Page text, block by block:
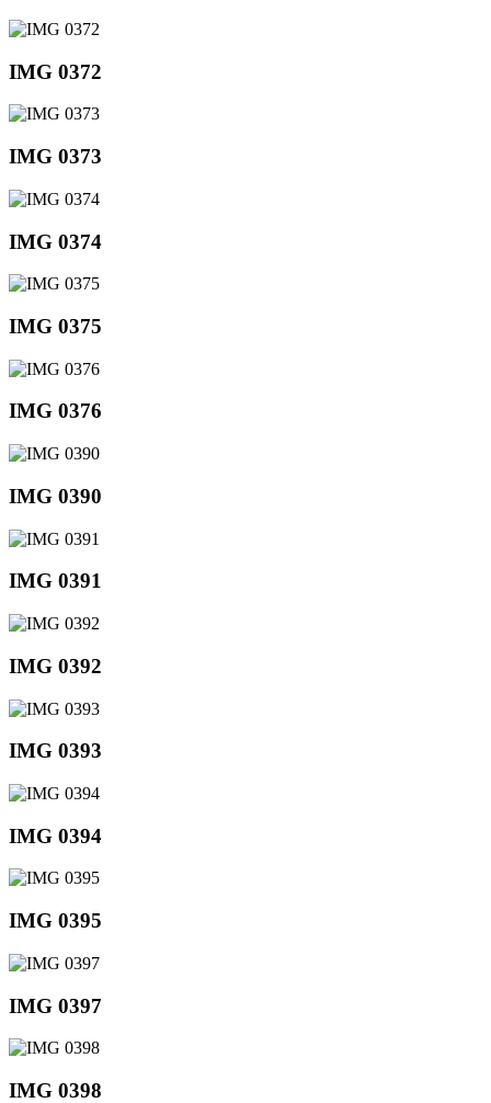
IMG 0372
IMG 0373
IMG 0374
IMG 0375
IMG 0376
IMG 0390
IMG 0391
IMG 0392
IMG 0393
IMG 0394
IMG 0395
IMG 0397
IMG 0398